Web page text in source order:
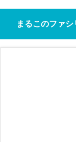
まるこのファ